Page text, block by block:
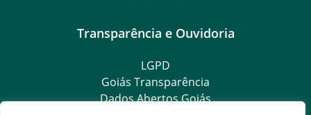
Transparência e Ouvidoria
LGPD
Goiás Transparência
Dados Abertos Goiás